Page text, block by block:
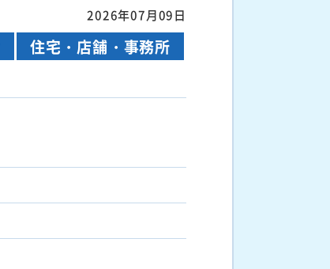
2026年07月09日
住宅・店舗・事務所